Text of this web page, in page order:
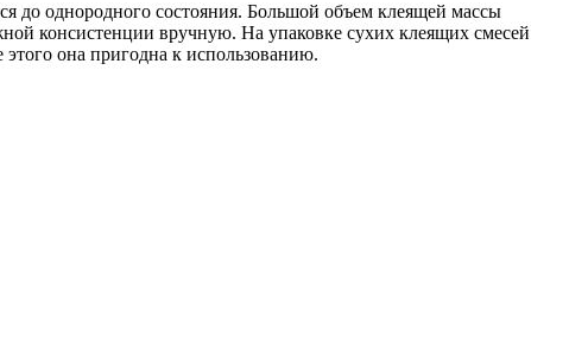
до однородного состояния. Большой объем клеящей массы
консистенции вручную. На упаковке сухих клеящих смесей
она пригодна к использованию.